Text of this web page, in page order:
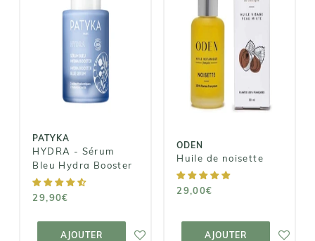
PATYKA
HYDRA - Sérum
Bleu Hydra Booster
29,90€
AJOUTER
PATYKA
HYDRA -
Sérum Bleu
Hydra Booster
29,90€
AJOUTER AU
PANIER
ODEN
Huile de noisette
29,00€
AJOUTER
Huile de
noisette
29,00€
AJOUTER AU
PANIER